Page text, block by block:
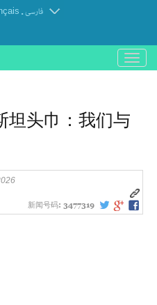
.فارسی
باز
و
坦头巾：我们与
新闻号码: 3477319